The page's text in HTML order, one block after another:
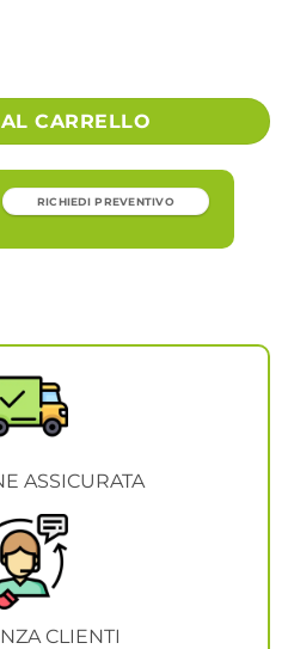
Ø38x160 cm - BRUXELLES
CARRELLO
RICHIEDI PREVENTIVO
ASSICURATA
CLIENTI